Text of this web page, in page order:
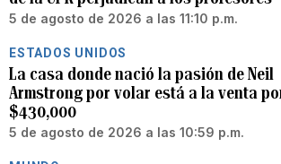
5 de agosto de 2026 a las 11:10 p.m.
ESTADOS UNIDOS
La casa donde nació la pasión de Neil
Armstrong por volar está a la venta
$430,000
5 de agosto de 2026 a las 10:59 p.m.